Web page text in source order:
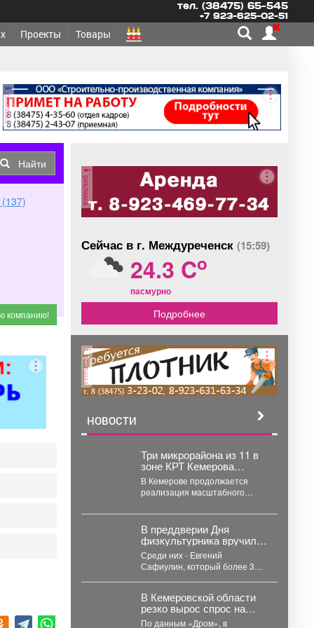
тел. (38475) 65-545
+7 923-625-02-51
Проекты Товары
реклама
Найти
реклама
Сейчас в г. Междуреченск (15:59)
24.3 Co
пасмурно
Подробнее
реклама
НОВОСТИ
Три микрорайона из 11 в
зоне КРТ Кемерова
остаются без
застройщиков
В Кемерове продолжается
реализация масштабного
развития территорий. Первый
дом скоро будет сдан, но...
В преддверии Дня
физкультурника вручил
заслуженные награды
тем, кто посвятил свою
жизнь спорту и
воспитанию чемпионов.
Среди них - Евгений
Сафиулин, который более 30
В Кемеровской области
резко вырос спрос на
подержанные
По данным «Дром», в